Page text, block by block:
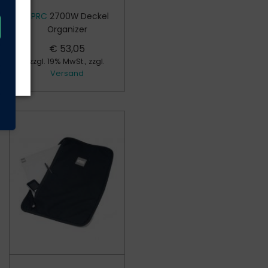
HPRC 2700W Deckel
Organizer
€ 53,05
zzgl. 19% MwSt., zzgl.
Versand